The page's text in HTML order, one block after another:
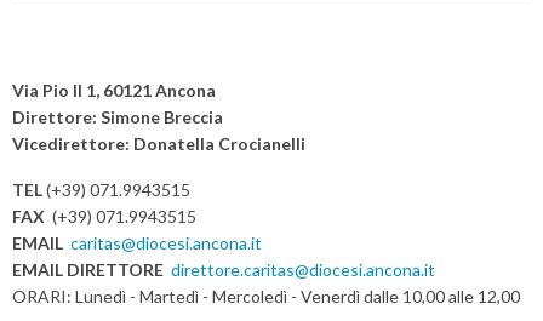
e
condiviso”
o
s
t
N
a
v
i
g
Via Pio II 1, 60121 Ancona
Direttore: Simone Breccia
Vicedirettore: Donatella Crocianelli
TEL(+39) 071.9943515
FAX (+39) 071.9943515
EMAIL caritas@diocesi.ancona.it
EMAIL DIRETTORE direttore.caritas@diocesi.ancona.it
ORARI: Lunedì - Martedì - Mercoledì - Venerdì dalle 10,00 alle 12,00